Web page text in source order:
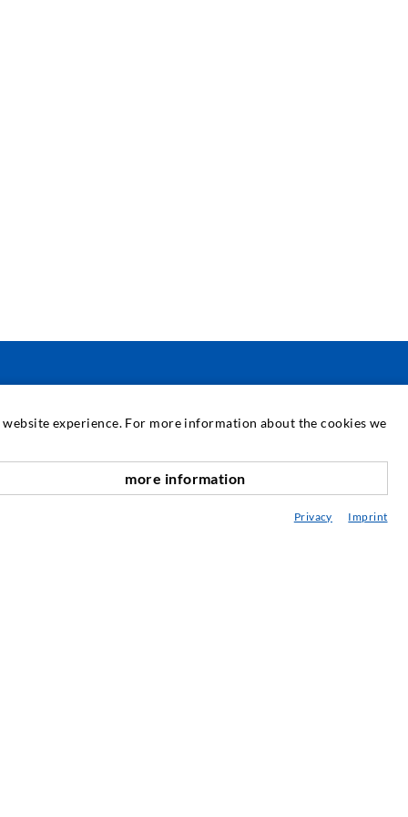
/ Planification / Ejecucion
experience. For more information about the cookies we
more information
Privacy Imprint